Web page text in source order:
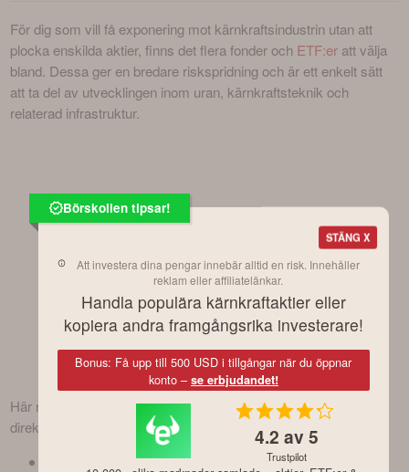
För dig som vill få exponering mot kärnkraftsindustrin utan att
plocka enskilda aktier, finns det flera fonder och ETF:er att välja
bland. Dessa ger en bredare riskspridning och är ett enkelt sätt
att ta del av utvecklingen inom uran, kärnkraftsteknik och
relaterad infrastruktur.
Här nedan listar vi några populära alternativ som går att handla
direkt via Avanza:
Global X Uranium ETF
STÄNG X
Börskollen tipsar!
Att investera dina pengar innebär alltid en risk. Innehåller
reklam eller affiliatelänkar.
Handla populära kärnkraftaktier eller
kopiera andra framgångsrika investerare!
Bonus: Få upp till 500 USD i tillgångar när du öppnar
konto – se erbjudandet!
4.2 av 5
Trustpilot